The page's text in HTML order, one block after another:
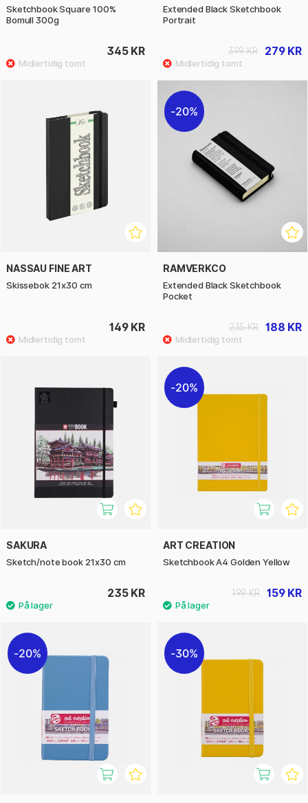
Sketchbook Square 100%
Bomull 300g
345 KR
Extended Black Sketchbook
Portrait
279 KR
399 KR
NASSAU FINE ART
Skissebok 21x30 cm
149 KR
20%
RAMVERKCO
Extended Black Sketchbook
Pocket
188 KR
235 KR
SAKURA
Sketch/note book 21x30 cm
235 KR
20%
ART CREATION
Sketchbook A4 Golden Yellow
159 KR
199 KR
20% 30%